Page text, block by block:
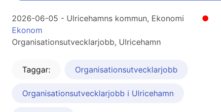
●
2026-06-05 - Ulricehamns kommun, Ekonomi
Ekonom
Organisationsutvecklarjobb, Ulricehamn
Taggar: Organisationsutvecklarjobb
Organisationsutvecklarjobb i Ulricehamn